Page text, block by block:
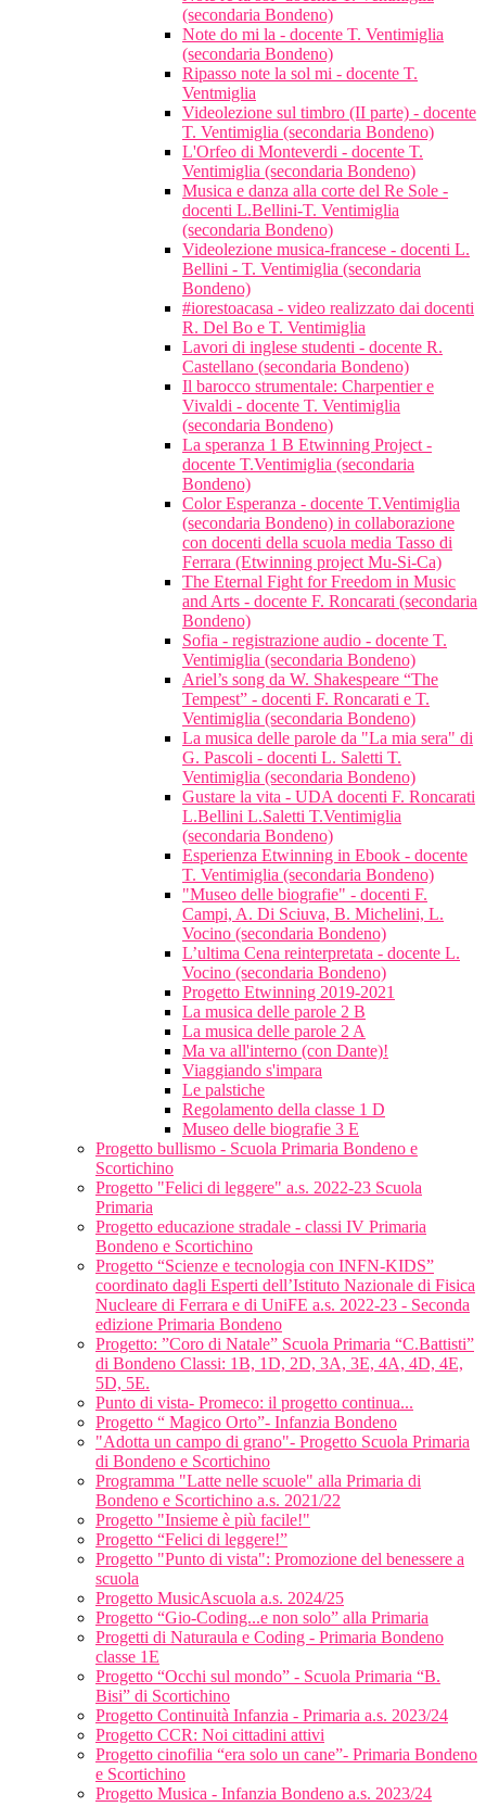
(secondaria Bondeno)
Note do mi la - docente T. Ventimiglia
(secondaria Bondeno)
Ripasso note la sol mi - docente T.
Ventmiglia
Videolezione sul timbro (II parte) - docente
T. Ventimiglia (secondaria Bondeno)
L'Orfeo di Monteverdi - docente T.
Ventimiglia (secondaria Bondeno)
Musica e danza alla corte del Re Sole -
docenti L.Bellini-T. Ventimiglia
(secondaria Bondeno)
Videolezione musica-francese - docenti L.
Bellini - T. Ventimiglia (secondaria
Bondeno)
#iorestoacasa - video realizzato dai docenti
R. Del Bo e T. Ventimiglia
Lavori di inglese studenti - docente R.
Castellano (secondaria Bondeno)
Il barocco strumentale: Charpentier e
Vivaldi - docente T. Ventimiglia
(secondaria Bondeno)
La speranza 1 B Etwinning Project -
docente T.Ventimiglia (secondaria
Bondeno)
Color Esperanza - docente T.Ventimiglia
(secondaria Bondeno) in collaborazione
con docenti della scuola media Tasso di
Ferrara (Etwinning project Mu-Si-Ca)
The Eternal Fight for Freedom in Music
and Arts - docente F. Roncarati (secondaria
Bondeno)
Sofia - registrazione audio - docente T.
Ventimiglia (secondaria Bondeno)
Ariel’s song da W. Shakespeare “The
Tempest” - docenti F. Roncarati e T.
Ventimiglia (secondaria Bondeno)
La musica delle parole da "La mia sera" di
G. Pascoli - docenti L. Saletti T.
Ventimiglia (secondaria Bondeno)
Gustare la vita - UDA docenti F. Roncarati
L.Bellini L.Saletti T.Ventimiglia
(secondaria Bondeno)
Esperienza Etwinning in Ebook - docente
T. Ventimiglia (secondaria Bondeno)
"Museo delle biografie" - docenti F.
Campi, A. Di Sciuva, B. Michelini, L.
Vocino (secondaria Bondeno)
L’ultima Cena reinterpretata - docente L.
Vocino (secondaria Bondeno)
Progetto Etwinning 2019-2021
La musica delle parole 2 B
La musica delle parole 2 A
Ma va all'interno (con Dante)!
Viaggiando s'impara
Le palstiche
Regolamento della classe 1 D
Museo delle biografie 3 E
Progetto bullismo - Scuola Primaria Bondeno e
Scortichino
Progetto "Felici di leggere" a.s. 2022-23 Scuola
Primaria
Progetto educazione stradale - classi IV Primaria
Bondeno e Scortichino
Progetto “Scienze e tecnologia con INFN-KIDS”
coordinato dagli Esperti dell’Istituto Nazionale di Fisica
Nucleare di Ferrara e di UniFE a.s. 2022-23 - Seconda
edizione Primaria Bondeno
Progetto: ”Coro di Natale” Scuola Primaria “C.Battisti”
di Bondeno Classi: 1B, 1D, 2D, 3A, 3E, 4A, 4D, 4E,
5D, 5E.
Punto di vista- Promeco: il progetto continua...
Progetto “ Magico Orto”- Infanzia Bondeno
"Adotta un campo di grano"- Progetto Scuola Primaria
di Bondeno e Scortichino
Programma "Latte nelle scuole" alla Primaria di
Bondeno e Scortichino a.s. 2021/22
Progetto "Insieme è più facile!"
Progetto “Felici di leggere!”
Progetto "Punto di vista": Promozione del benessere a
scuola
Progetto MusicAscuola a.s. 2024/25
Progetto “Gio-Coding...e non solo” alla Primaria
Progetti di Naturaula e Coding - Primaria Bondeno
classe 1E
Progetto “Occhi sul mondo” - Scuola Primaria “B.
Bisi” di Scortichino
Progetto Continuità Infanzia - Primaria a.s. 2023/24
Progetto CCR: Noi cittadini attivi
Progetto cinofilia “era solo un cane”- Primaria Bondeno
e Scortichino
Progetto Musica - Infanzia Bondeno a.s. 2023/24